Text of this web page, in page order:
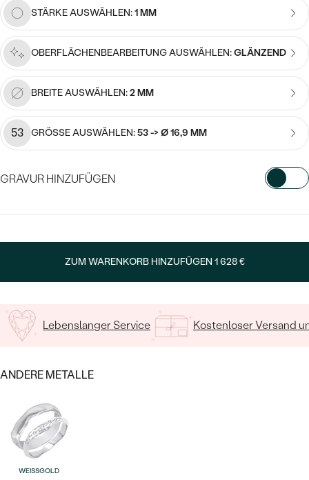
ANSEHEN
NACH DER FARBE
NACH DER FORM
MASSGEFERTIGTER
DIAMANTEN
Bestseller
Ohrrinnge
Personalisierte
Halsketten
Meistverkaufte
Ringe
ANSEHEN
STÄRKE AUSWÄHLEN:1 MM
OBERFLÄCHENBEARBEITUNG AUSWÄHLEN:GLÄNZEND
BREITE AUSWÄHLEN:2 MM
53 GRÖSSE AUSWÄHLEN:53 -> Ø 16,9 MM
GRAVUR HINZUFÜGEN
ZUM WARENKORB HINZUFÜGEN 1 628 €
Lebenslanger Service Kostenloser Versand
ANDERE METALLE
WEISSGOLD